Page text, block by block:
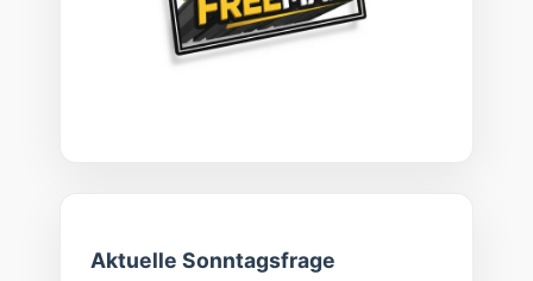
Aktuelle Sonntagsfrage